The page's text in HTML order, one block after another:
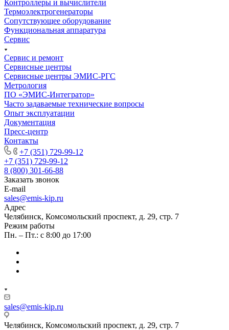
Контроллеры и вычислители
Термоэлектрогенераторы
Сопутствующее оборудование
Функциональная аппаратура
Сервис
Сервис и ремонт
Сервисные центры
Сервисные центры ЭМИС-РГС
Метрология
ПО «ЭМИС-Интегратор»
Часто задаваемые технические вопросы
Опыт эксплуатации
Документация
Пресс-центр
Контакты
+7 (351) 729-99-12
+7 (351) 729-99-12
8 (800) 301-66-88
Заказать звонок
E-mail
sales@emis-kip.ru
Адрес
Челябинск, Комсомольский проспект, д. 29, стр. 7
Режим работы
Пн. – Пт.: с 8:00 до 17:00
sales@emis-kip.ru
Челябинск, Комсомольский проспект, д. 29, стр. 7